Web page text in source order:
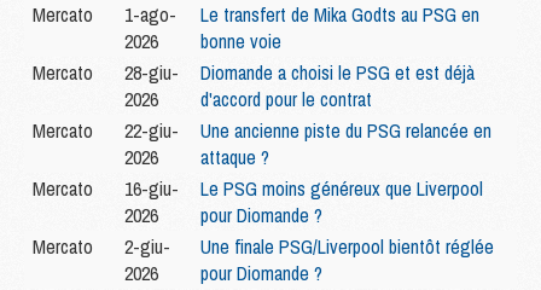
Mercato
1-ago-
2026
Le transfert de Mika Godts au PSG en
bonne voie
Mercato
28-giu-
2026
Diomande a choisi le PSG et est déjà
d'accord pour le contrat
Mercato
22-giu-
2026
Une ancienne piste du PSG relancée en
attaque ?
Mercato
16-giu-
2026
Le PSG moins généreux que Liverpool
pour Diomande ?
Mercato
2-giu-
2026
Une finale PSG/Liverpool bientôt réglée
pour Diomande ?